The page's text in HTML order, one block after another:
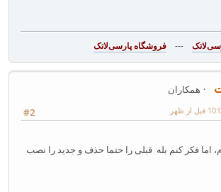
--- فروشگاه پارسی‌لاتک‎
همکاران
#2
اما فکر کنم بله قبلی را حتما حذف و جدید را نصب